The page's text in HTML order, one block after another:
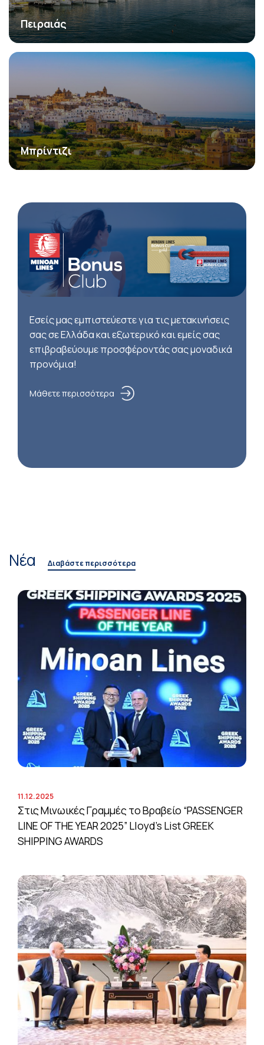
Πειραιάς
Μπρίντιζι
Εσείς μας εμπιστεύεστε για τις μετακινήσεις
σας σε Ελλάδα και εξωτερικό και εμείς σας
επιβραβεύουμε προσφέροντάς σας μοναδικά
προνόμια!
Μάθετε περισσότερα
Νέα Διαβάστε περισσότερα
11.12.2025
Στις Μινωικές Γραμμές το Βραβείο “PASSENGER
LINE OF THE YEAR 2025” Lloyd’s List GREEK
SHIPPING AWARDS